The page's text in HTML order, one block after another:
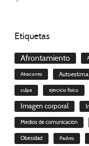
Etiquetas
Afrontamiento
Atracones Autoestima
culpa ejercicio físico
Imagen corporal
Medios de comunicación
Obesidad Padres